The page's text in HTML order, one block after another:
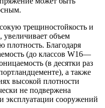
трещиностойкость и
увеличивает объем
Благодаря
(до классов W16—
(в десятки раз
а также
высокой плотности
не подвержена
эксплуатации сооружений